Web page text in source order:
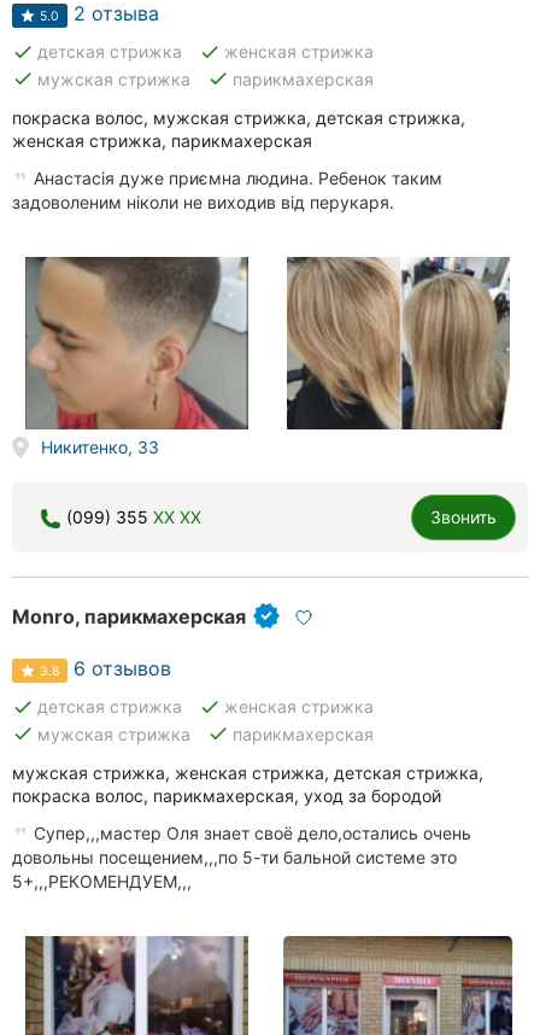
5.0 2 отзыва
done детская стрижка done женская стрижка
done мужская стрижка done парикмахерская
покраска волос, мужская стрижка, детская стрижка,
женская стрижка, парикмахерская
Анастасія дуже приємна людина. Ребенок таким
задоволеним ніколи не виходив від перукаря.
Никитенко, 33
(099) 355 XX XX Звонить
Monro, парикмахерская
3.8 6 отзывов
done детская стрижка done женская стрижка
done мужская стрижка done парикмахерская
мужская стрижка, женская стрижка, детская стрижка,
покраска волос, парикмахерская, уход за бородой
Супер,,,мастер Оля знает своё дело,остались очень
довольны посещением,,,по 5-ти бальной системе это
5+,,,РЕКОМЕНДУЕМ,,,